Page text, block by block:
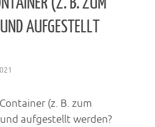
AUFGESTELLT
(z. B. zum
aufgestellt werden?